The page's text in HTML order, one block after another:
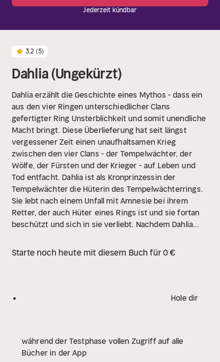
Jederzeit kündbar
3.2 (5)
Dahlia (Ungekürzt)
Dahlia erzählt die Geschichte eines Mythos - dass ein
aus den vier Ringen unterschiedlicher Clans
gefertigter Ring Unsterblichkeit und somit unendliche
Macht bringt. Diese Überlieferung hat seit längst
vergessener Zeit einen unaufhaltsamen Krieg
zwischen den vier Clans - der Tempelwächter, der
Wölfe, der Fürsten und der Krieger - auf Leben und
Tod entfacht. Dahlia ist als Kronprinzessin der
Tempelwächter die Hüterin des Tempelwächterrings.
Sie lebt nach einem Unfall mit Amnesie bei ihrem
Retter, der auch Hüter eines Rings ist und sie fortan
beschützt und sich in sie verliebt. Nachdem Dahlia
einem Labyrinth der Gefühle. Welche Liebe zum
Starte noch heute mit diesem Buch für 0 €
Hole dir
während der Testphase vollen Zugriff auf alle
Bücher in der App